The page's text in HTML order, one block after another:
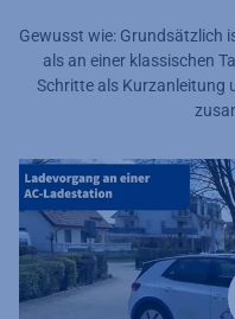
Gewusst wie: Grundsätzlich
als an einer klassischen
Schritte als Kurzanleitung